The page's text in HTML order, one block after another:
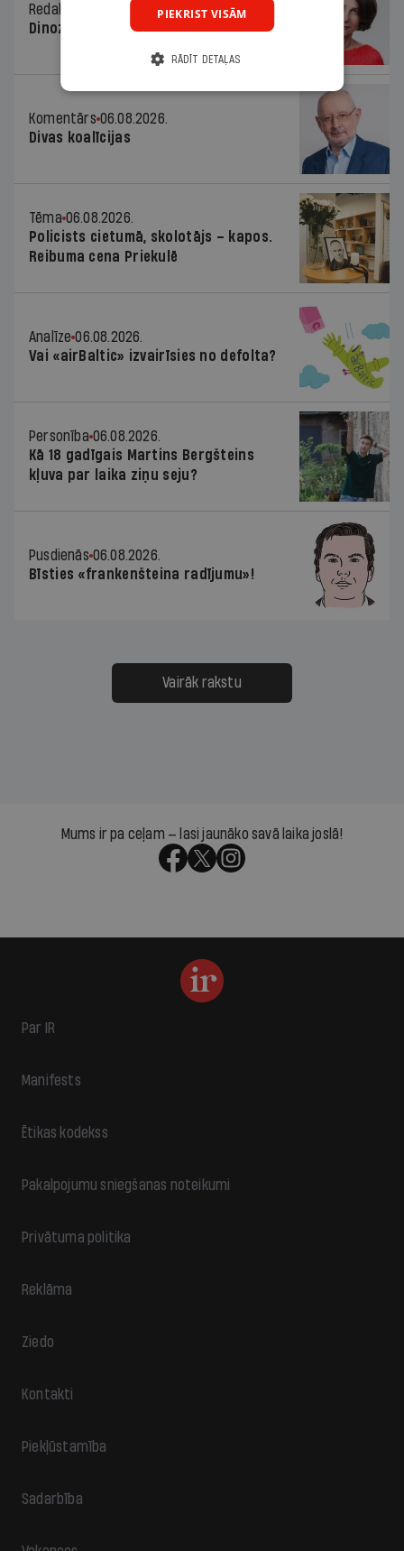
Redaktores sleja
06.08.2026.
Dinozaura triks
Komentārs 06.08.2026.
Divas koalīcijas
Tēma 06.08.2026.
Policists cietumā, skolotājs – kapos.
Reibuma cena Priekulē
Analīze 06.08.2026.
Vai «airBaltic» izvairīsies no defolta?
Personība 06.08.2026.
Kā 18 gadīgais Martins Bergšteins
kļuva par laika ziņu seju?
Pusdienās 06.08.2026.
Bīsties «frankenšteina radījumu»!
Vairāk rakstu
Mums ir pa ceļam — lasi jaunāko savā laika joslā!
Par IR
Manifests
Ētikas kodekss
Pakalpojumu sniegšanas noteikumi
Privātuma politika
Reklāma
Ziedo
Kontakti
Piekļūstamība
Sadarbība
PIEKRIST VISĀM
RĀDĪT DETAĻAS